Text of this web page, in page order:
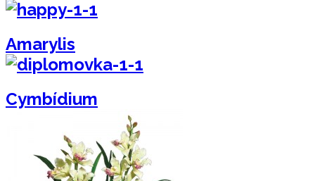
Amarylis
Cymbídium